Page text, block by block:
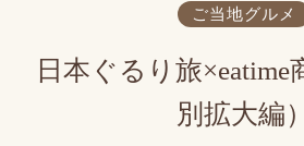
ご当地グルメ
日本ぐるり旅×eatime
別拡大編）